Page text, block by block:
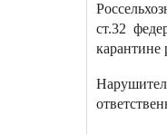
ст.32
карантине